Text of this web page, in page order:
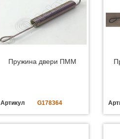
Пружина двери ПММ
Артикул G178364